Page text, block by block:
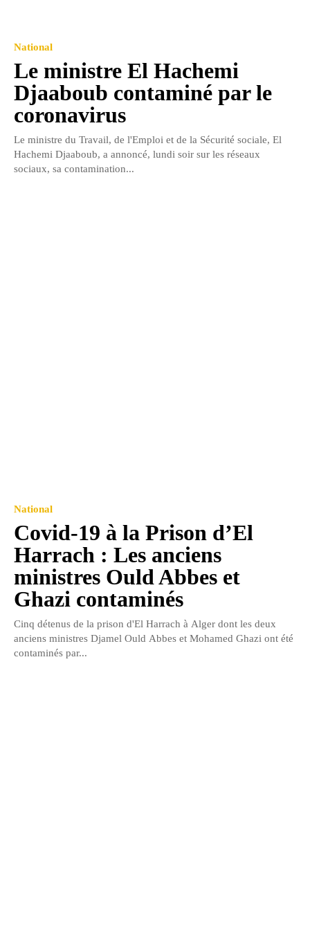
National
Le ministre El Hachemi
Djaaboub contaminé par le
coronavirus
Le ministre du Travail, de l'Emploi et de la Sécurité sociale, El
Hachemi Djaaboub, a annoncé, lundi soir sur les réseaux
sociaux, sa contamination...
National
Covid-19 à la Prison d’El
Harrach : Les anciens
ministres Ould Abbes et
Ghazi contaminés
Cinq détenus de la prison d'El Harrach à Alger dont les deux
anciens ministres Djamel Ould Abbes et Mohamed Ghazi ont été
contaminés par...